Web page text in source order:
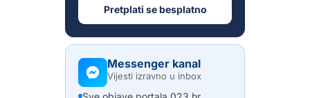
Pretplati se besplatno
Messenger kanal
Vijesti izravno u inbox